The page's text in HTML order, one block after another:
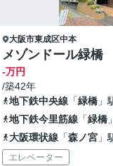
大阪市東成区中本
メゾンドール緑橋
-万円
/築42年
地下鉄中央線「緑橋」
地下鉄今里筋線「緑橋
大阪環状線「森ノ宮」
エレベーター